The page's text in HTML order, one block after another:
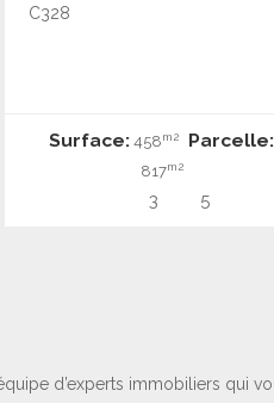
C328
Surface: 458m2 Parcelle:
817m2
3 5
d’experts immobiliers qui